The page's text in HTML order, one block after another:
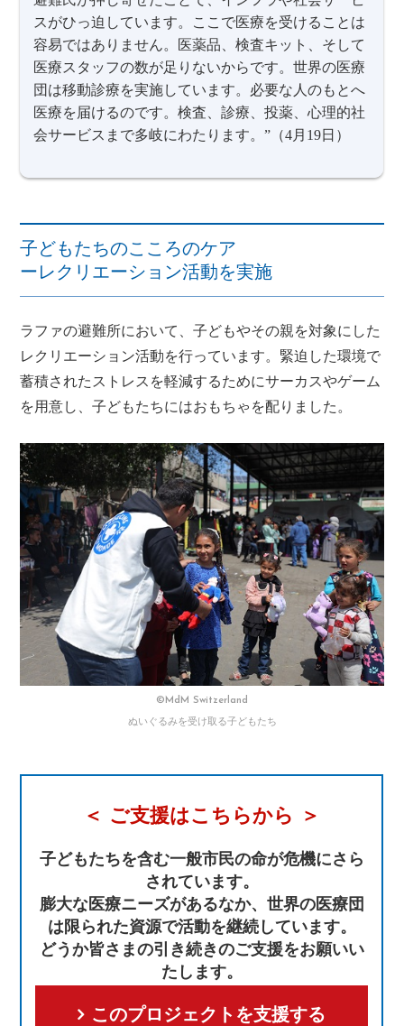
スがひっ迫しています。ここで医療を受けることは
容易ではありません。医薬品、検査キット、そして
医療スタッフの数が足りないからです。世界の医療
団は移動診療を実施しています。必要な人のもとへ
医療を届けるのです。検査、診療、投薬、心理的社
会サービスまで多岐にわたります。”（4月19日）
子どもたちのこころのケア
ーレクリエーション活動を実施
ラファの避難所において、子どもやその親を対象にした
レクリエーション活動を行っています。緊迫した環境で
蓄積されたストレスを軽減するためにサーカスやゲーム
を用意し、子どもたちにはおもちゃを配りました。
©MdM Switzerland
ぬいぐるみを受け取る子どもたち
＜ ご支援はこちらから ＞
子どもたちを含む一般市民の命が危機にさら
されています。
膨大な医療ニーズがあるなか、世界の医療団
は限られた資源で活動を継続しています。
どうか皆さまの引き続きのご支援をお願いい
たします。
このプロジェクトを支援する